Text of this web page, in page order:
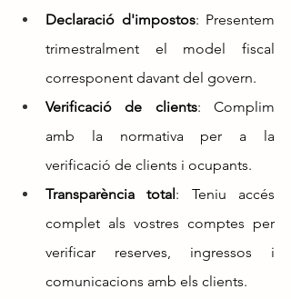
Declaració d'impostos: Presentem
trimestralment el model fiscal
corresponent davant del govern.
Verificació de clients: Complim
amb la normativa per a la
verificació de clients i ocupants.
Transparència total: Teniu accés
complet als vostres comptes per
verificar reserves, ingressos i
comunicacions amb els clients.